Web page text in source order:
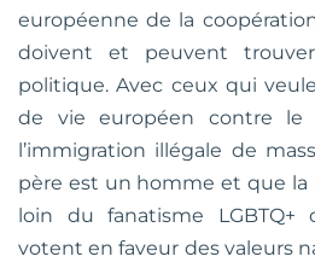
européenne de la
doivent et peuvent
politique. Avec ceux qui
de vie européen contre le
l’immigration illégale de
père est un homme et que
loin du fanatisme
votent en faveur des valeurs